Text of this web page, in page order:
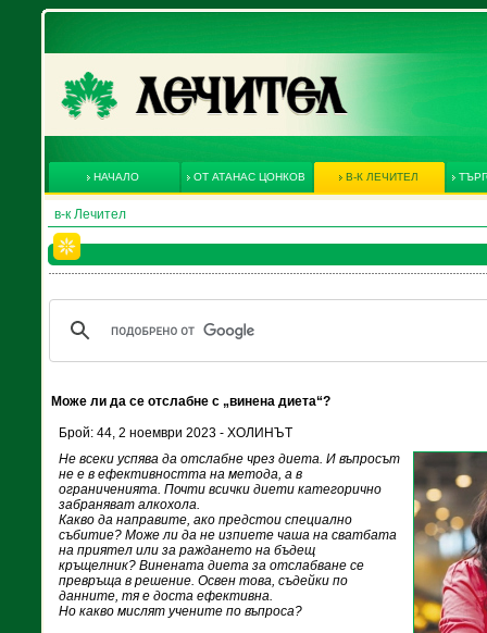
НАЧАЛО ОТ АТАНАС ЦОНКОВ В-К ЛЕЧИТЕЛ
в-к Лечител
Може ли да се отслабне с „винена диета“?
Брой: 44, 2 ноември 2023 - ХОЛИНЪТ
Не всеки успява да отслабне чрез диета. И въпросът
не е в ефективността на метода, а в
ограниченията. Почти всички диети категорично
забраняват алкохола.
Какво да направите, ако предстои специално
събитие? Може ли да не изпиете чаша на сватбата
на приятел или за раждането на бъдещ
кръщелник? Винената диета за отслабване се
превръща в решение. Освен това, съдейки по
данните, тя е доста ефективна.
Но какво мислят учените по въпроса?